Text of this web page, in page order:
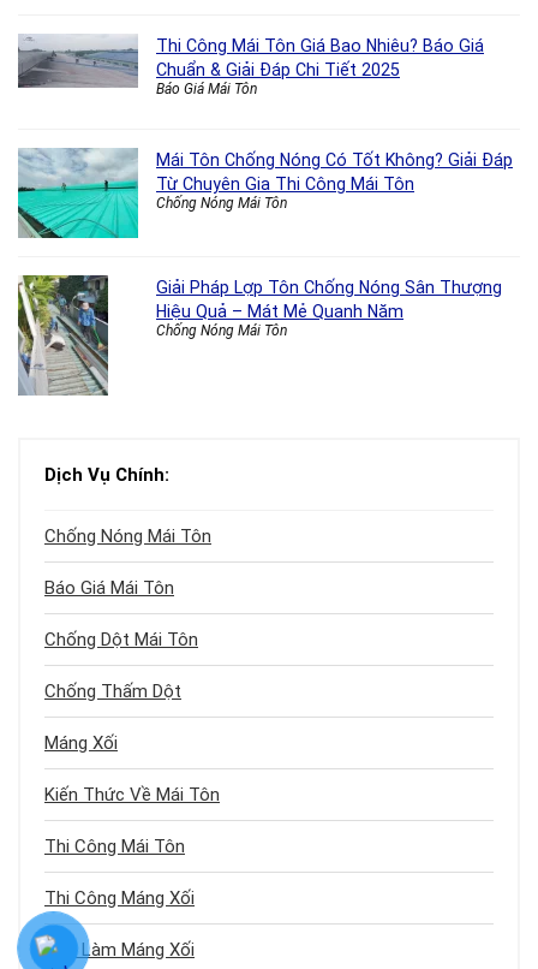
Thi Công Mái Tôn Giá Bao Nhiêu? Báo Giá
Chuẩn & Giải Đáp Chi Tiết 2025
Báo Giá Mái Tôn
Mái Tôn Chống Nóng Có Tốt Không? Giải Đáp
Từ Chuyên Gia Thi Công Mái Tôn
Chống Nóng Mái Tôn
Giải Pháp Lợp Tôn Chống Nóng Sân Thượng
Hiệu Quả – Mát Mẻ Quanh Năm
Chống Nóng Mái Tôn
Dịch Vụ Chính:
Chống Nóng Mái Tôn
Báo Giá Mái Tôn
Chống Dột Mái Tôn
Chống Thấm Dột
Máng Xối
Kiến Thức Về Mái Tôn
Thi Công Mái Tôn
Thi Công Máng Xối
Thợ Làm Máng Xối